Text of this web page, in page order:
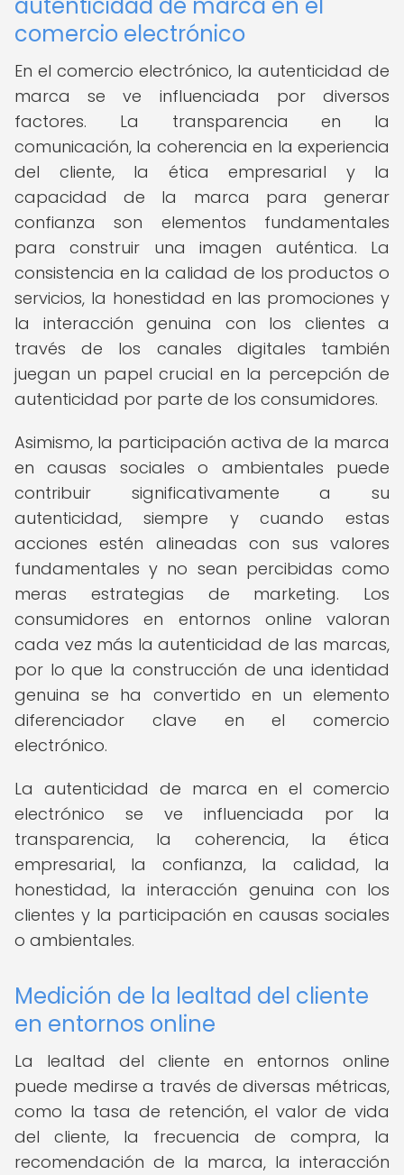
comercio electrónico
En el comercio electrónico, la autenticidad de
marca se ve influenciada por diversos
factores. La transparencia en la
comunicación, la coherencia en la experiencia
del cliente, la ética empresarial y la
capacidad de la marca para generar
confianza son elementos fundamentales
para construir una imagen auténtica. La
consistencia en la calidad de los productos o
servicios, la honestidad en las promociones y
la interacción genuina con los clientes a
través de los canales digitales también
juegan un papel crucial en la percepción de
autenticidad por parte de los consumidores.
Asimismo, la participación activa de la marca
en causas sociales o ambientales puede
contribuir significativamente a su
autenticidad, siempre y cuando estas
acciones estén alineadas con sus valores
fundamentales y no sean percibidas como
meras estrategias de marketing. Los
consumidores en entornos online valoran
cada vez más la autenticidad de las marcas,
por lo que la construcción de una identidad
genuina se ha convertido en un elemento
diferenciador clave en el comercio
electrónico.
La autenticidad de marca en el comercio
electrónico se ve influenciada por la
transparencia, la coherencia, la ética
empresarial, la confianza, la calidad, la
honestidad, la interacción genuina con los
clientes y la participación en causas sociales
o ambientales.
Medición de la lealtad del cliente
en entornos online
La lealtad del cliente en entornos online
puede medirse a través de diversas métricas,
como la tasa de retención, el valor de vida
del cliente, la frecuencia de compra, la
recomendación de la marca, la interacción